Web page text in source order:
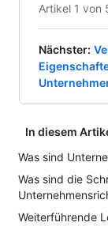
Artikel 1 von
Nächster:
In diesem
Was sind
Was sind die
Weiterführende